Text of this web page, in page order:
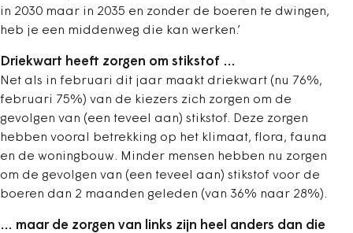
in 2030 maar in 2035 en zonder de boeren te dwingen,
heb je een middenweg die kan werken.’
Driekwart heeft zorgen om stikstof …
Net als in februari dit jaar maakt driekwart (nu 76%,
februari 75%) van de kiezers zich zorgen om de
gevolgen van (een teveel aan) stikstof. Deze zorgen
hebben vooral betrekking op het klimaat, flora, fauna
en de woningbouw. Minder mensen hebben nu zorgen
om de gevolgen van (een teveel aan) stikstof voor de
boeren dan 2 maanden geleden (van 36% naar 28%).
… maar de zorgen van links zijn heel anders dan die